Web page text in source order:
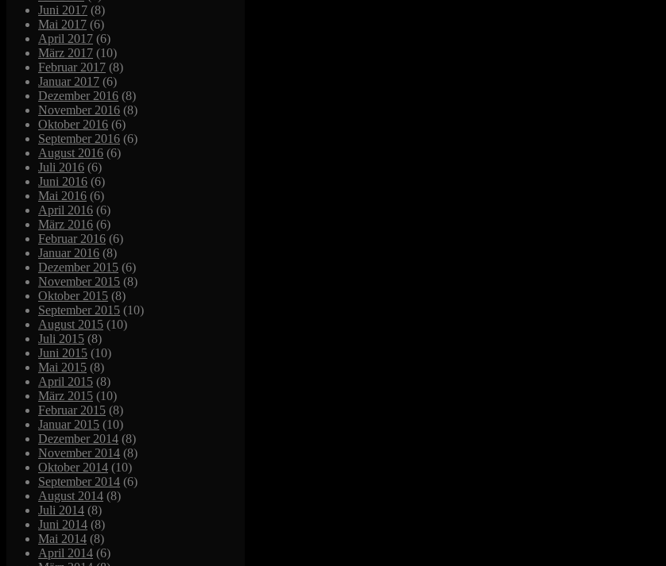
Juni 2017 (8)
Mai 2017 (6)
April 2017 (6)
März 2017 (10)
Februar 2017 (8)
Januar 2017 (6)
Dezember 2016 (8)
November 2016 (8)
Oktober 2016 (6)
September 2016 (6)
August 2016 (6)
Juli 2016 (6)
Juni 2016 (6)
Mai 2016 (6)
April 2016 (6)
März 2016 (6)
Februar 2016 (6)
Januar 2016 (8)
Dezember 2015 (6)
November 2015 (8)
Oktober 2015 (8)
September 2015 (10)
August 2015 (10)
Juli 2015 (8)
Juni 2015 (10)
Mai 2015 (8)
April 2015 (8)
März 2015 (10)
Februar 2015 (8)
Januar 2015 (10)
Dezember 2014 (8)
November 2014 (8)
Oktober 2014 (10)
September 2014 (6)
August 2014 (8)
Juli 2014 (8)
Juni 2014 (8)
Mai 2014 (8)
April 2014 (6)